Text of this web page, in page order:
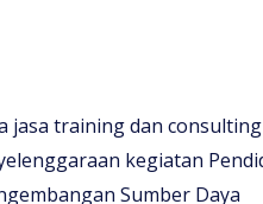
jasa training dan
kegiatan
Sumber Daya